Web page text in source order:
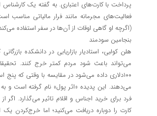
پرداخت با کارت‌های اعتباری. به گفته یک
فعالیت‌های مجرمانه مانند فرار مالیاتی
(اگرچه او گاهی اوقات از آن‌ها در سفر استفاده
بنجامین سودمند
می‌تواند باعث شود مردم کمتر خرج کنند.
می‌دهند. این پدیده «اثر پول» نام گرفته است و
فرد برای خرید اجناس و اقلام تاثیر می‌گذارد. اگر